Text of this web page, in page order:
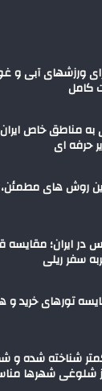
کامل
مناطق خاص
حرفه ای
روش های
در ایران؛ مقایسه
سفر ریلی
تورهای خرید و
کمتر شناخته شده
از شلوغی شهرها